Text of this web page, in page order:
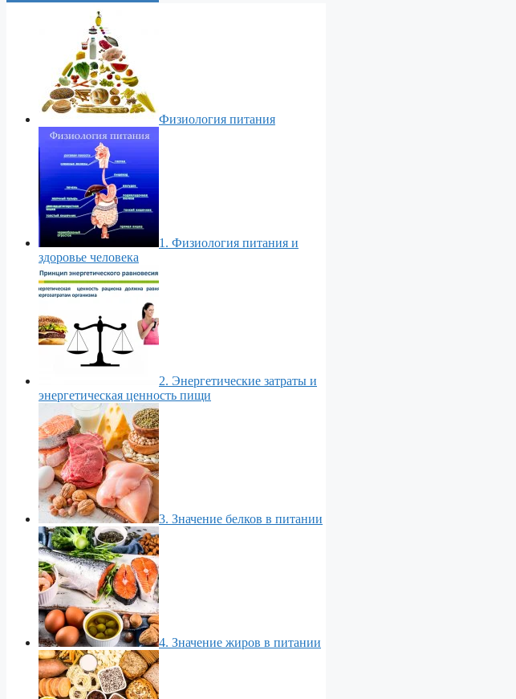
Физиология питания
1. Физиология питания и
здоровье человека
2. Энергетические затраты и
энергетическая ценность пищи
3. Значение белков в питании
4. Значение жиров в питании